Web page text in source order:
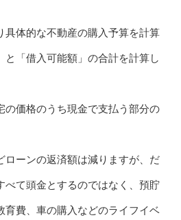
具体的な不動産の購入予算を計算
と「借入可能額」の合計を計算し
の価格のうち現金で支払う部分の
ローンの返済額は減りますが、だ
べて頭金とするのではなく、預貯
育費、車の購入などのライフイベ